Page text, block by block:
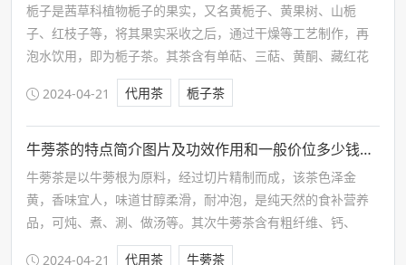
栀子是茜草科植物栀子的果实，又名黄栀子、黄果树、山栀
子、红枝子等，将其果实采收之后，通过干燥等工艺制作，再
泡水饮用，即为栀子茶。其茶含有单萜、三萜、黄酮、藏红花
素、有机酸及挥发油等成分，日常饮用具有一定益处。
2024-04-21
代用茶 栀子茶
牛蒡茶的特点简介图片及功效作用和一般价位多少钱一斤
牛蒡茶是以牛蒡根为原料，经过切片精制而成，该茶色泽金
黄，香味宜人，味道甘醇柔滑，耐冲泡，是纯天然的食补营养
品，可炖、煮、涮、做汤等。其次牛蒡茶含有粗纤维、钙、
磷、铁、胡萝卜素、维生素、维生素、维生素、尼克酸、锌、
2024-04-21 代用茶 牛蒡茶